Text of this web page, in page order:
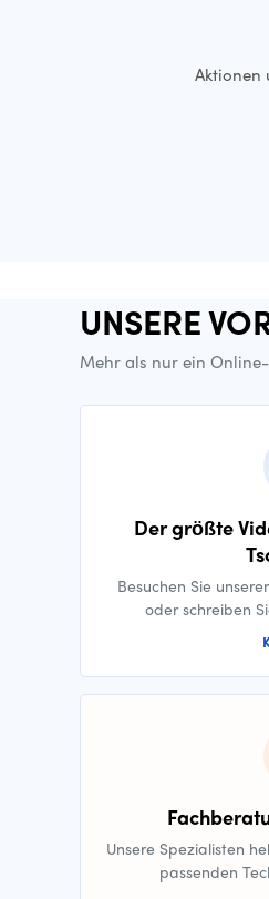
Aktionen
UNSERE
Mehr als nur ein
Der größte
Besuchen Sie
oder schreiben
Unsere Spezialisten
passenden